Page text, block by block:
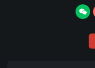
若为官福并
